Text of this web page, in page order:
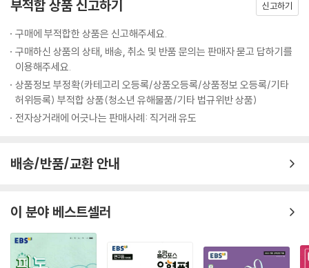
부적합 상품 신고하기 신고하기
구매에 부적합한 상품은 신고해주세요.
구매하신 상품의 상태, 배송, 취소 및 반품 문의는 판매자 묻고 답하기를
이용해주세요.
상품정보 부정확(카테고리 오등록/상품오등록/상품정보 오등록/기타
허위등록) 부적합 상품(청소년 유해물품/기타 법규위반 상품)
전자상거래에 어긋나는 판매사례: 직거래 유도
배송/반품/교환 안내
이 분야 베스트셀러